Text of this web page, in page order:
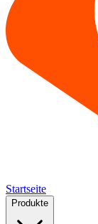
Startseite
Produkte